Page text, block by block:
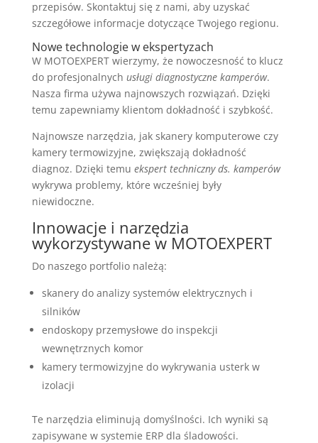
przepisów. Skontaktuj się z nami, aby uzyskać
szczegółowe informacje dotyczące Twojego regionu.
Nowe technologie w ekspertyzach
W MOTOEXPERT wierzymy, że nowoczesność to klucz
do profesjonalnych usługi diagnostyczne kamperów.
Nasza firma używa najnowszych rozwiązań. Dzięki
temu zapewniamy klientom dokładność i szybkość.
Najnowsze narzędzia, jak skanery komputerowe czy
kamery termowizyjne, zwiększają dokładność
diagnoz. Dzięki temu ekspert techniczny ds. kamperów
wykrywa problemy, które wcześniej były
niewidoczne.
Innowacje i narzędzia
wykorzystywane w MOTOEXPERT
Do naszego portfolio należą:
skanery do analizy systemów elektrycznych i
silników
endoskopy przemysłowe do inspekcji
wewnętrznych komor
kamery termowizyjne do wykrywania usterk w
izolacji
Te narzędzia eliminują domyślności. Ich wyniki są
zapisywane w systemie ERP dla śladowości.